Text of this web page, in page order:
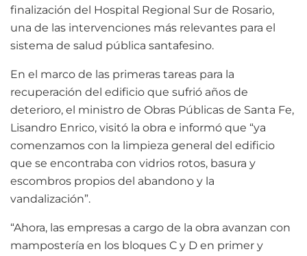
finalización del Hospital Regional Sur de Rosario,
una de las intervenciones más relevantes para el
sistema de salud pública santafesino.
En el marco de las primeras tareas para la
recuperación del edificio que sufrió años de
deterioro, el ministro de Obras Públicas de Santa Fe,
Lisandro Enrico, visitó la obra e informó que “ya
comenzamos con la limpieza general del edificio
que se encontraba con vidrios rotos, basura y
escombros propios del abandono y la
vandalización”.
“Ahora, las empresas a cargo de la obra avanzan con
mampostería en los bloques C y D en primer y